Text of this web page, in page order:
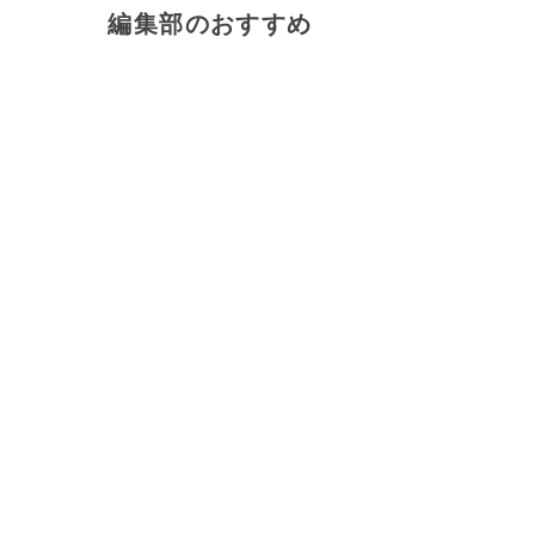
編集部のおすすめ